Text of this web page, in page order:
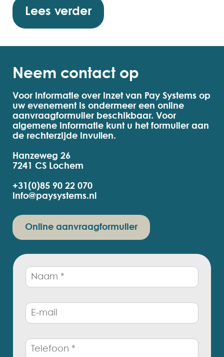
Lees verder
Neem contact op
Voor informatie over inzet van Pay Systems op
uw evenement is ondermeer een online
aanvraagformulier beschikbaar. Voor
algemene informatie kunt u het formulier aan
de rechterzijde invullen.
Hanzeweg 26
7241 CS Lochem
+31(0)85 90 22 070
info@paysystems.nl
Online aanvraagformulier